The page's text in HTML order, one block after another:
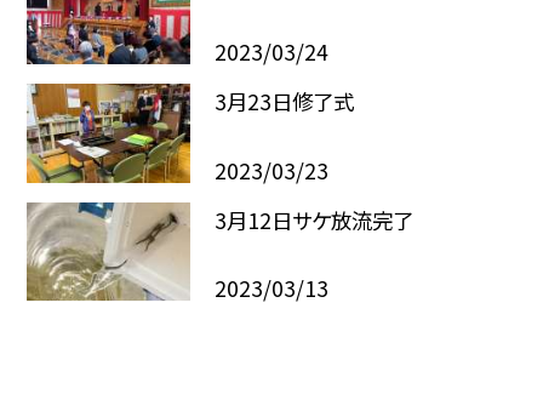
2023/03/24
3月23日修了式
2023/03/23
3月12日サケ放流完了
2023/03/13